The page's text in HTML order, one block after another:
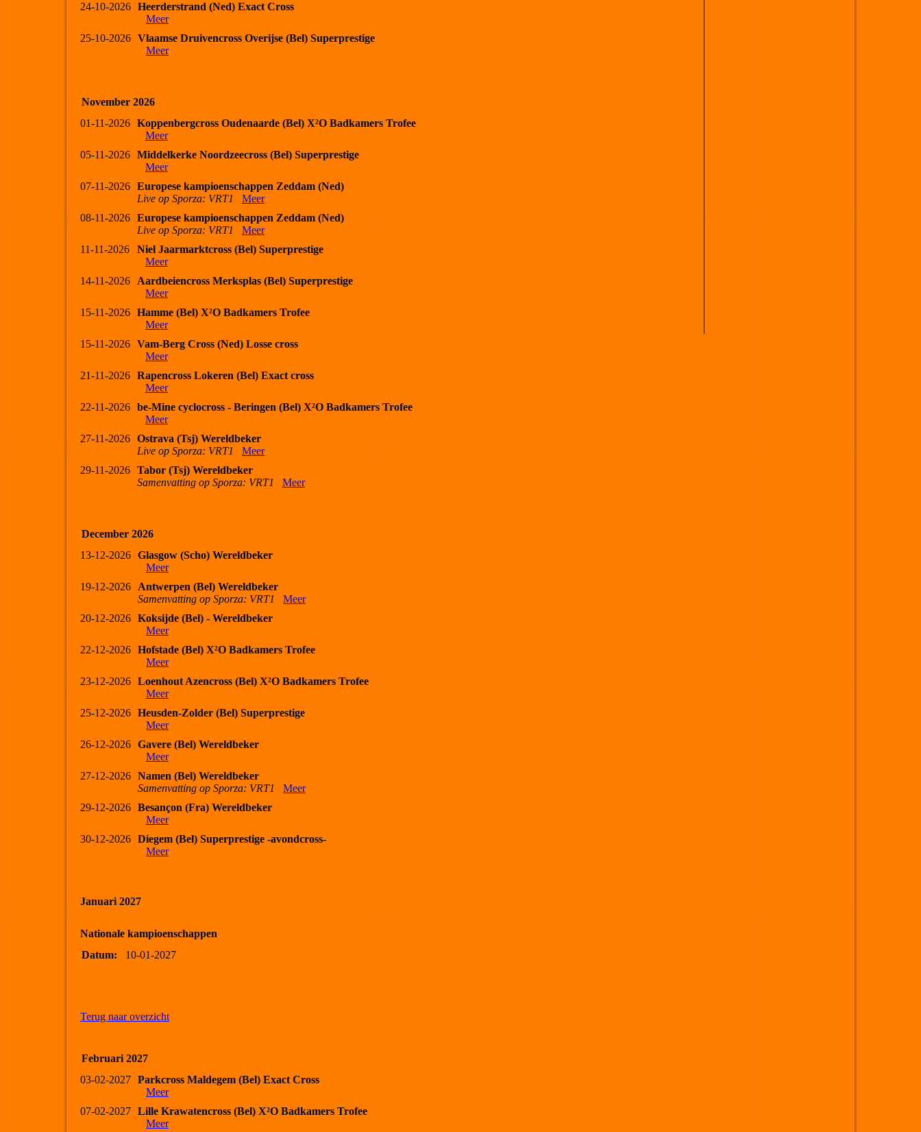
24-10-2026 Heerderstrand (Ned) Exact Cross
Meer
25-10-2026 Vlaamse Druivencross Overijse (Bel) Superprestige
Meer
November 2026
01-11-2026 Koppenbergcross Oudenaarde (Bel) X²O Badkamers Trofee
Meer
05-11-2026 Middelkerke Noordzeecross (Bel) Superprestige
Meer
07-11-2026 Europese kampioenschappen Zeddam (Ned)
Live op Sporza: VRT1
Meer
08-11-2026 Europese kampioenschappen Zeddam (Ned)
Live op Sporza: VRT1
Meer
11-11-2026
Niel Jaarmarktcross (Bel) Superprestige
Meer
14-11-2026
Aardbeiencross Merksplas (Bel) Superprestige
Meer
15-11-2026 Hamme (Bel) X²O Badkamers Trofee
Meer
15-11-2026 Vam-Berg Cross (Ned) Losse cross
Meer
21-11-2026 Rapencross Lokeren (Bel) Exact cross
Meer
22-11-2026 be-Mine cyclocross - Beringen (Bel) X²O Badkamers Trofee
Meer
27-11-2026 Ostrava (Tsj) Wereldbeker
Live op Sporza: VRT1
Meer
29-11-2026 Tabor (Tsj) Wereldbeker
Samenvatting op Sporza: VRT1
Meer
December 2026
13-12-2026 Glasgow (Scho) Wereldbeker
Meer
19-12-2026
Antwerpen (Bel) Wereldbeker
Samenvatting op Sporza: VRT1
Meer
20-12-2026 Koksijde (Bel) - Wereldbeker
Meer
22-12-2026 Hofstade (Bel) X²O Badkamers Trofee
Meer
23-12-2026 Loenhout Azencross (Bel) X²O Badkamers Trofee
Meer
25-12-2026 Heusden-Zolder (Bel) Superprestige
Meer
26-12-2026 Gavere (Bel) Wereldbeker
Meer
27-12-2026 Namen (Bel) Wereldbeker
Samenvatting op Sporza: VRT1
Meer
29-12-2026 Besançon (Fra) Wereldbeker
Meer
30-12-2026 Diegem (Bel) Superprestige -avondcross-
Meer
Januari 2027
Nationale kampioenschappen
Datum:
10-01-2027
Terug naar overzicht
Februari 2027
03-02-2027 Parkcross Maldegem (Bel) Exact Cross
Meer
07-02-2027 Lille Krawatencross (Bel) X²O Badkamers Trofee
Meer